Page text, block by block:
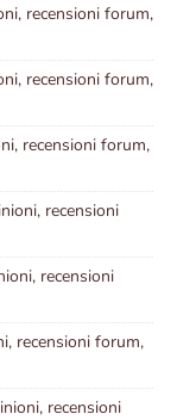
recensioni forum,
recensioni forum,
recensioni forum,
recensioni
recensioni
recensioni forum,
recensioni